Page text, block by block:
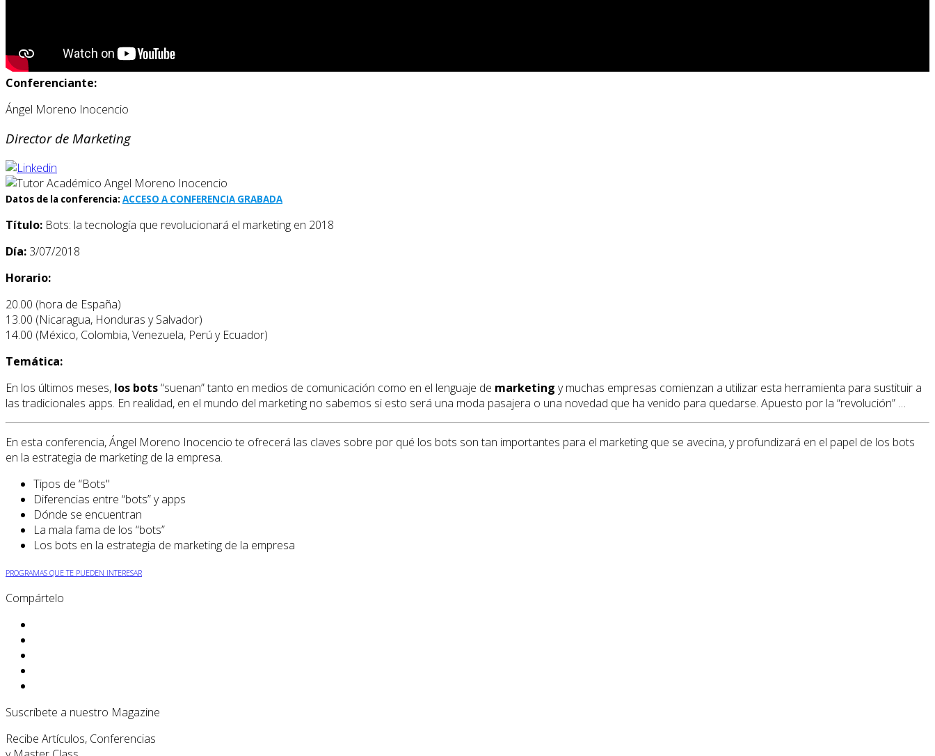
Conferenciante:
Ángel Moreno Inocencio
Director de Marketing
Datos de la conferencia: ACCESO A CONFERENCIA GRABADA
Título: Bots: la tecnología que revolucionará el marketing en 2018
Día: 3/07/2018
Horario:
20.00 (hora de España)
13.00 (Nicaragua, Honduras y Salvador)
14.00 (México, Colombia, Venezuela, Perú y Ecuador)
Temática:
En los últimos meses, los bots“suenan” tanto en medios de comunicación como en el lenguaje de marketing y muchas empresas comienzan a utilizar esta herramienta para sustituir a
las tradicionales apps. En realidad, en el mundo del marketing no sabemos si esto será una moda pasajera o una novedad que ha venido para quedarse. Apuesto por la “revolución” …
En esta conferencia, Ángel Moreno Inocencio te ofrecerá las claves sobre por qué los bots son tan importantes para el marketing que se avecina, y profundizará en el papel de los bots
en la estrategia de marketing de la empresa.
Tipos de “Bots"
Diferencias entre “bots” y apps
Dónde se encuentran
La mala fama de los “bots”
Los bots en la estrategia de marketing de la empresa
PROGRAMAS QUE TE PUEDEN INTERESAR
Compártelo
Suscríbete a nuestro Magazine
Recibe Artículos, Conferencias